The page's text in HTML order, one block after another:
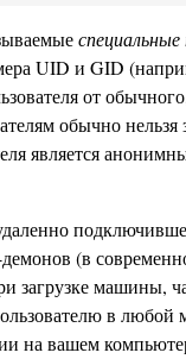
UID и GID
от
обычно
является
(в
загрузке машины,
в
на вашем